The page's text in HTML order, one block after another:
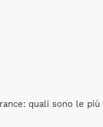
quali sono le più